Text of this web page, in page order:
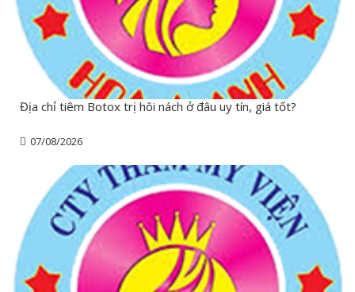
Địa chỉ tiêm Botox trị hôi nách ở đâu uy tín, giá tốt?
07/08/2026